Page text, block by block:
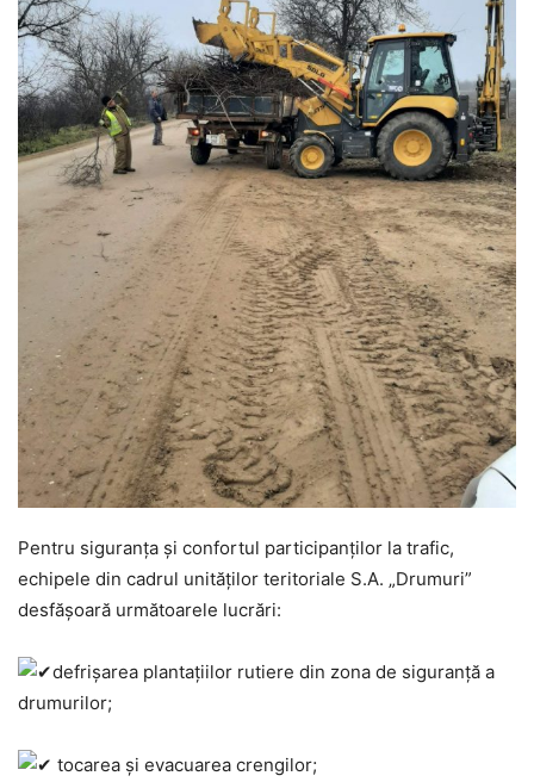
Pentru siguranța și confortul participanților la trafic,
echipele din cadrul unităților teritoriale S.A. „Drumuri”
desfășoară următoarele lucrări:
defrișarea plantațiilor rutiere din zona de siguranță a
drumurilor;
tocarea și evacuarea crengilor;